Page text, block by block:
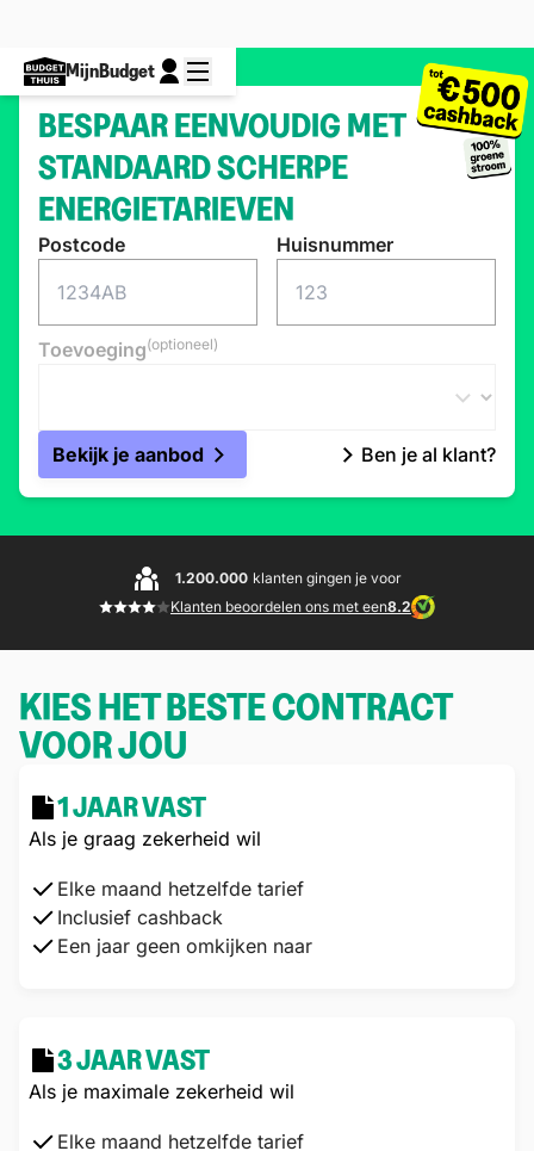
MijnBudget
BESPAAR EENVOUDIG MET
STANDAARD SCHERPE
ENERGIETARIEVEN
Postcode Huisnummer
Toevoeging(optioneel)
Bekijk je aanbod Ben je al klant?
1.200.000 klanten gingen je voor
Klanten beoordelen ons met een8.2
KIES HET BESTE CONTRACT
VOOR JOU
1 JAAR VAST
Als je graag zekerheid wil
Elke maand hetzelfde tarief
Inclusief cashback
Een jaar geen omkijken naar
3 JAAR VAST
Als je maximale zekerheid wil
Elke maand hetzelfde tarief